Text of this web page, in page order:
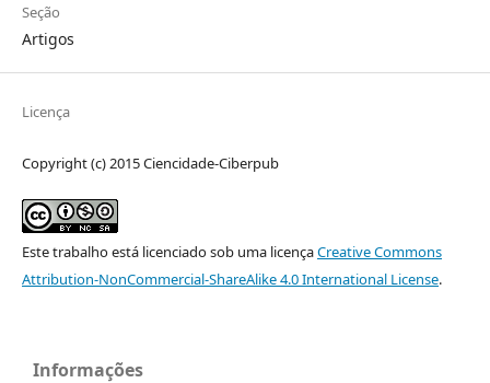
Seção
Artigos
Licença
Copyright (c) 2015 Ciencidade-Ciberpub
Este trabalho está licenciado sob uma licençaCreative Commons
Attribution-NonCommercial-ShareAlike 4.0 International License.
Informações